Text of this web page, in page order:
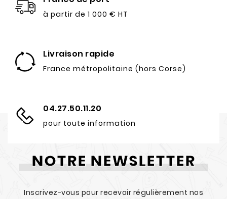
à partir de 1 000 € HT
Livraison rapide
France métropolitaine (hors Corse)
04.27.50.11.20
pour toute information
NOTRE NEWSLETTER
Inscrivez-vous pour recevoir régulièrement nos